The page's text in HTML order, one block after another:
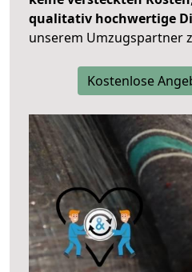
qualitativ hochwertige
unserem Umzugspartner
Kostenlose